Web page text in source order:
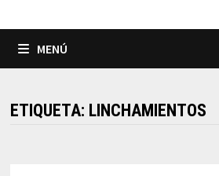
MENÚ
ETIQUETA: LINCHAMIENTOS